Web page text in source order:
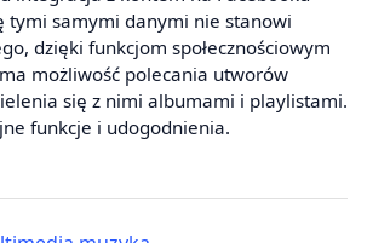
tymi samymi danymi nie stanowi
dzięki funkcjom społecznościowym
możliwość polecania utworów
się z nimi albumami i playlistami.
funkcje i udogodnienia.